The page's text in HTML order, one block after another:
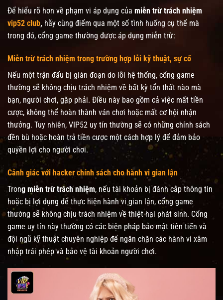
Để hiểu rõ hơn về phạm vi áp dụng của miễn trừ trách nhiệm
vip52 club, hãy cùng điểm qua một số tình huống cụ thể mà
trong đó, cổng game thường được áp dụng miễn trừ:
Miễn trừ trách nhiệm trong trường hợp lỗi kỹ thuật, sự cố
Nếu một trận đấu bị gián đoạn do lỗi hệ thống, cổng game
thường sẽ không chịu trách nhiệm về bất kỳ tổn thất nào mà
bạn, người chơi, gặp phải. Điều này bao gồm cả việc mất tiền
cược, không thể hoàn thành ván chơi hoặc mất cơ hội nhận
thưởng. Tuy nhiên, VIP52 uy tín thường sẽ có những chính sách
đền bù hoặc hoàn trả tiền cược một cách hợp lý để đảm bảo
quyền lợi cho người chơi.
Cảnh giác với hacker chính sách cho hành vi gian lận
Trong miễn trừ trách nhiệm, nếu tài khoản bị đánh cắp thông tin
hoặc bị lợi dụng để thực hiện hành vi gian lận, cổng game
thường sẽ không chịu trách nhiệm về thiệt hại phát sinh. Cổng
game uy tín này thường có các biện pháp bảo mật tiên tiến và
đội ngũ kỹ thuật chuyên nghiệp để ngăn chặn các hành vi xâm
nhập trái phép và bảo vệ tài khoản người chơi.